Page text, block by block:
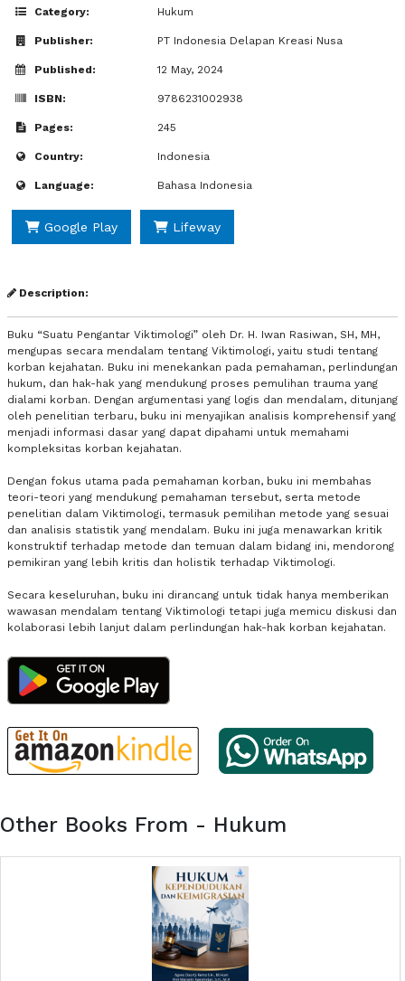
Category: Hukum
Publisher: PT Indonesia Delapan Kreasi Nusa
Published: 12 May, 2024
ISBN: 9786231002938
Pages: 245
Country: Indonesia
Language: Bahasa Indonesia
Google Play Lifeway
Description:
Buku “Suatu Pengantar Viktimologi” oleh Dr. H. Iwan Rasiwan, SH, MH,
mengupas secara mendalam tentang Viktimologi, yaitu studi tentang
korban kejahatan. Buku ini menekankan pada pemahaman, perlindungan
hukum, dan hak-hak yang mendukung proses pemulihan trauma yang
dialami korban. Dengan argumentasi yang logis dan mendalam, ditunjang
oleh penelitian terbaru, buku ini menyajikan analisis komprehensif yang
menjadi informasi dasar yang dapat dipahami untuk memahami
kompleksitas korban kejahatan.
Dengan fokus utama pada pemahaman korban, buku ini membahas
teori-teori yang mendukung pemahaman tersebut, serta metode
penelitian dalam Viktimologi, termasuk pemilihan metode yang sesuai
dan analisis statistik yang mendalam. Buku ini juga menawarkan kritik
konstruktif terhadap metode dan temuan dalam bidang ini, mendorong
pemikiran yang lebih kritis dan holistik terhadap Viktimologi.
Secara keseluruhan, buku ini dirancang untuk tidak hanya memberikan
wawasan mendalam tentang Viktimologi tetapi juga memicu diskusi dan
kolaborasi lebih lanjut dalam perlindungan hak-hak korban kejahatan.
Other Books From - Hukum